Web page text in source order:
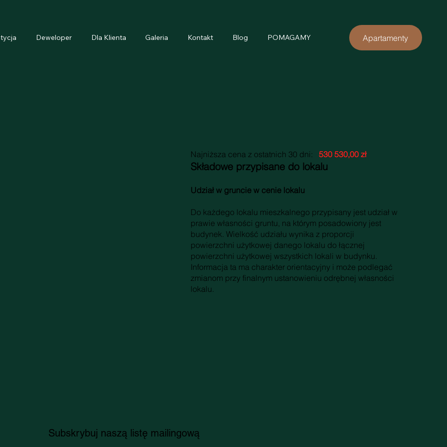
Deweloper Dla Klienta Galeria Kontakt Blog POMAGAMY Apartamenty
Najniższa cena z ostatnich 30 dni: 530 530,00 zł
Składowe przypisane do lokalu
Udział w gruncie w cenie lokalu
Do każdego lokalu mieszkalnego przypisany jest udział w
prawie własności gruntu, na którym posadowiony jest
budynek. Wielkość udziału wynika z proporcji
powierzchni użytkowej danego lokalu do łącznej
powierzchni użytkowej wszystkich lokali w budynku.
Informacja ta ma charakter orientacyjny i może podlegać
zmianom przy finalnym ustanowieniu odrębnej własności
lokalu.
Subskrybuj naszą listę mailingową